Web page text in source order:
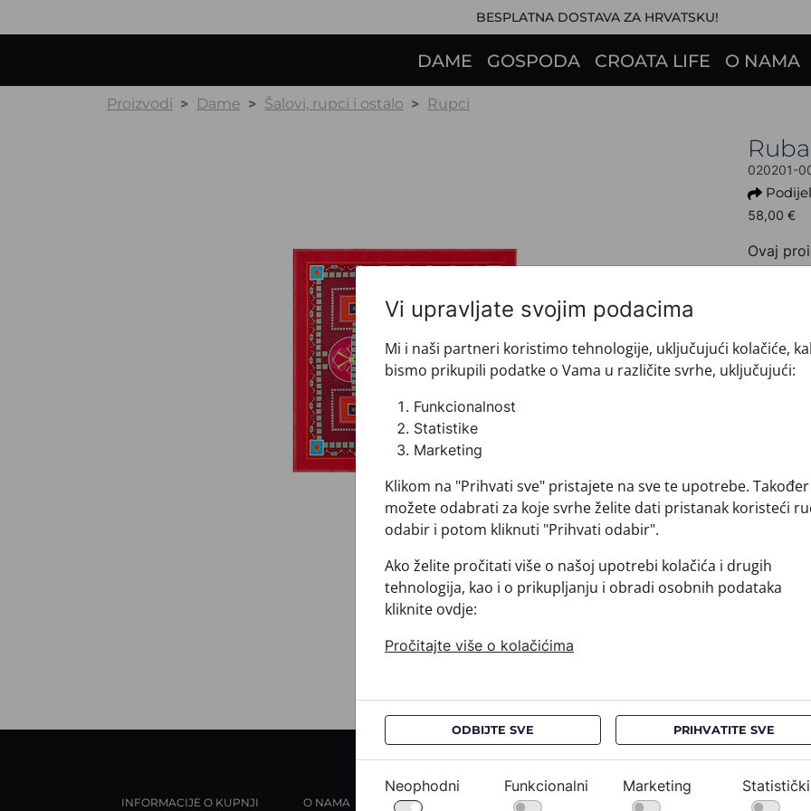
BESPLATNA DOSTAVA ZA HRVATSKU!
DAME GOSPODA CROATA LIFE O NAMA
Proizvodi Dame Šalovi, rupci i ostalo Rupci
020201-
58,00 €
Ovaj
+ INFO
Boja:
Brand:
+
+
+
INFORMACIJE O KUPNJI O NAMA
PRAVNE OBAVIJESTI
NEWSLETTER
Vi upravljate svojim podacima
Mi i naši partneri koristimo tehnologije, uključujući kolačiće,
bismo prikupili podatke o Vama u različite svrhe, uključujući:
Funkcionalnost
Statistike
Marketing
Klikom na "Prihvati sve" pristajete na sve te upotrebe. Također
možete odabrati za koje svrhe želite dati pristanak koristeći
odabir i potom kliknuti "Prihvati odabir".
Ako želite pročitati više o našoj upotrebi kolačića i drugih
tehnologija, kao i o prikupljanju i obradi osobnih podataka
kliknite ovdje:
Pročitajte više o kolačićima
ODBIJTE SVE PRIHVATITE SVE
Neophodni Funkcionalni Marketing Statistički